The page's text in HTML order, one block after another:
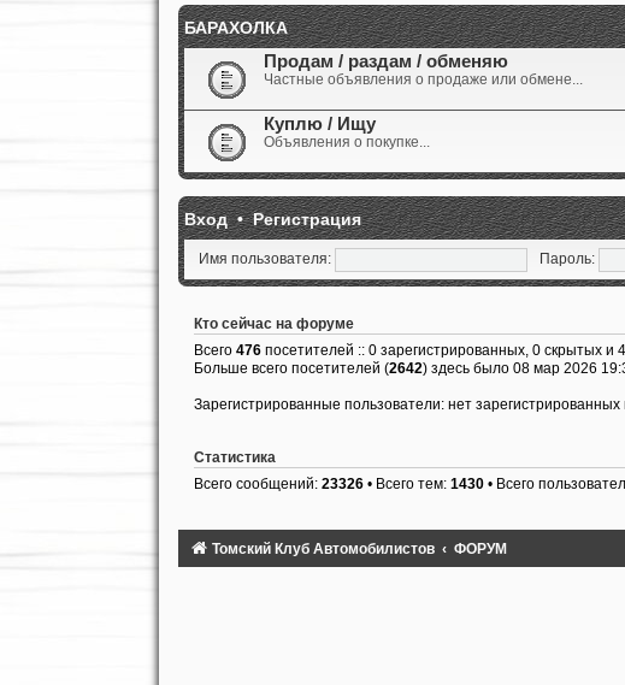
БАРАХОЛКА
Продам / раздам / обменяю
Частные объявления о продаже или обмене...
Куплю / Ищу
Объявления о покупке...
Вход•Регистрация
Имя пользователя: Пароль:
Кто сейчас на форуме
Всего 476посетителей :: 0 зарегистрированных, 0 скрытых и
Больше всего посетителей (2642) здесь было 08 мар 2026
Зарегистрированные пользователи: нет зарегистрированных
Статистика
Всего сообщений: 23326• Всего тем: 1430• Всего
Томский Клуб Автомобилистов ФОРУМ